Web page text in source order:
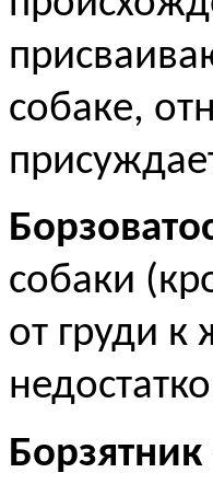
собаке,
собаки
от груди к
Борзятник